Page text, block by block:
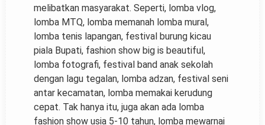
melibatkan masyarakat. Seperti, lomba vlog,
lomba MTQ, lomba memanah lomba mural,
lomba tenis lapangan, festival burung kicau
piala Bupati, fashion show big is beautiful,
lomba fotografi, festival band anak sekolah
dengan lagu tegalan, lomba adzan, festival seni
antar kecamatan, lomba memakai kerudung
cepat. Tak hanya itu, juga akan ada lomba
fashion show usia 5-10 tahun, lomba mewarnai